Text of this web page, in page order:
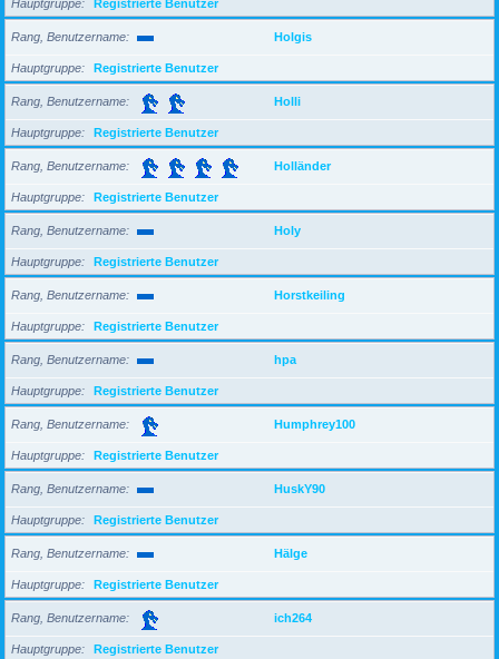
Hauptgruppe Registrierte Benutzer
Rang, Benutzername Holgis
Hauptgruppe Registrierte Benutzer
Rang, Benutzername Holli
Hauptgruppe Registrierte Benutzer
Rang, Benutzername Holländer
Hauptgruppe Registrierte Benutzer
Rang, Benutzername Holy
Hauptgruppe Registrierte Benutzer
Rang, Benutzername Horstkeiling
Hauptgruppe Registrierte Benutzer
Rang, Benutzername hpa
Hauptgruppe Registrierte Benutzer
Rang, Benutzername Humphrey100
Hauptgruppe Registrierte Benutzer
Rang, Benutzername HuskY90
Hauptgruppe Registrierte Benutzer
Rang, Benutzername Hälge
Hauptgruppe Registrierte Benutzer
Rang, Benutzername ich264
Hauptgruppe Registrierte Benutzer